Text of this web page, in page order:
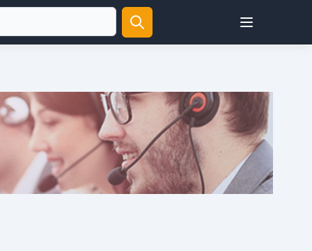
Open user menu